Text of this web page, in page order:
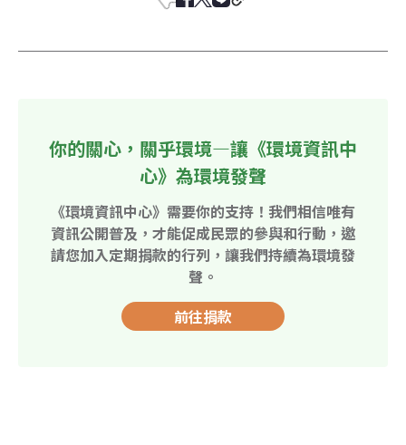
你的關心，關乎環境—讓《環境資訊中
心》為環境發聲
《環境資訊中心》需要你的支持！我們相信唯有
資訊公開普及，才能促成民眾的參與和行動，邀
請您加入定期捐款的行列，讓我們持續為環境發
聲。
前往捐款